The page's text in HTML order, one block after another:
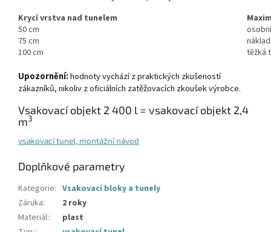
Krycí vrstva nad tunelem
50 cm
75 cm
100 cm
těžká
Upozornění:hodnoty vychází z praktických zkušeností
zákazníků, nikoliv z oficiálních zatěžovacích zkoušek výrobce.
Vsakovací objekt 2 400 l = vsakovací objekt 2,4
m3
vsakovací tunel, montážní návod
Doplňkové parametry
Kategorie: Vsakovací bloky a tunely
Záruka:
2 roky
Materiál::
plast